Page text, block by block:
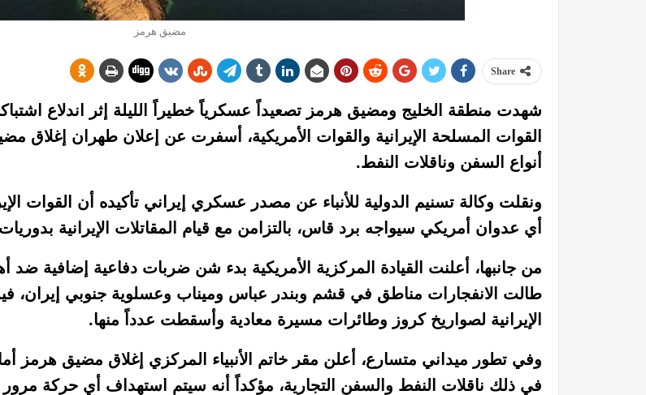
مضيق هرمز
Share
شهدت منطقة الخليج ومضيق هرمز تصعيداً عسكرياً خطيراً الليلة إثر اندلاع
القوات المسلحة الإيرانية والقوات الأمريكية، أسفرت عن إعلان طهران إغلاق
أنواع السفن وناقلات النفط.
ونقلت وكالة تسنيم الدولية للأنباء عن مصدر عسكري إيراني تأكيده أن القوات
أي عدوان أمريكي سيواجه برد قاس، بالتزامن مع قيام المقاتلات الإيرانية
من جانبها، أعلنت القيادة المركزية الأمريكية بدء شن ضربات دفاعية إضافية
طالت الانفجارات مناطق في قشم وبندر عباس وميناب وعسلوية جنوبي إيران،
الإيرانية لصواريخ كروز وطائرات مسيرة معادية وأسقطت عدداً منها.
وفي تطور ميداني متسارع، أعلن مقر خاتم الأنبياء المركزي إغلاق مضيق هرمز
في ذلك ناقلات النفط والسفن التجارية، مؤكداً أنه سيتم استهداف أي حركة مرور